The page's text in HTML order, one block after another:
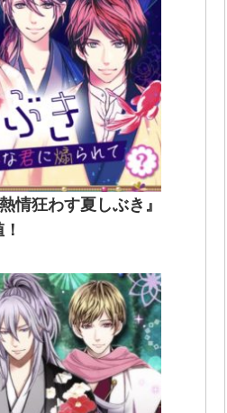
情狂わす夏しぶき』